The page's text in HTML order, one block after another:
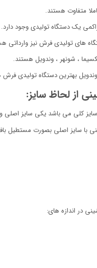
متفاوت هستند.
یک دستگاه تولیدی وجود دارد.
های تولیدی فرش نیز وارداتی
، شونهر ، وندویل هستند.
بهترین دستگاه تولیدی
از لحاظ سایز:
کلی می باشد یکی سایز اصلی
با سایز اصلی بصورت مستطیل
در اندازه های: